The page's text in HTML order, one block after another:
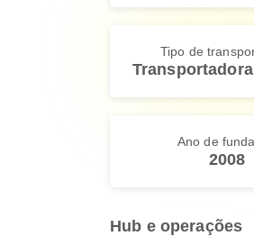
Tipo de
Ano de
2008
Hub e operações